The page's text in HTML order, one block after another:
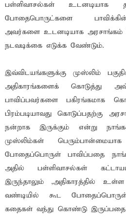
பள்ளிவாசல்கள் உடனடியாக
போதைபொருட்களை
அவர்களை உடனடியாக அரசாங்கம்
நடவடிக்கை எடுக்க வேண்டும்.
இவ்விடயங்களுக்கு முஸ்லிம்
அதிகாரங்களைக் கொடுத்து
பாவிப்பவர்களை பகிரங்கமாக
பிரம்படியாவது கொடுப்பதற்கு
நன்றாக இருக்கும் என்று
முஸ்லிம்கள்
போதைப்பொருள் பாவிப்பதை
அதில் பள்ளிவாசல்கள்
இருந்தாலும் ,அதிகாரத்தில்
வண்டியில் கூட
கதைகள் வந்து கொண்டு இருப்பதை